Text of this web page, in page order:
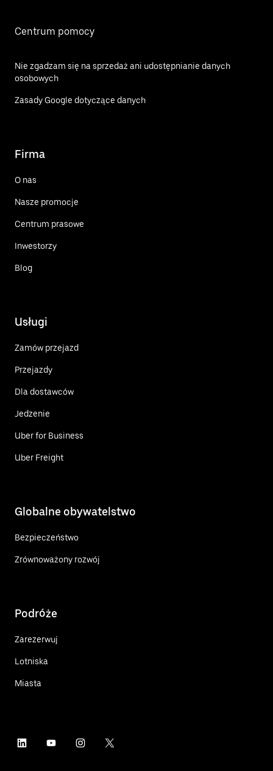
Centrum pomocy
Nie zgadzam się na sprzedaż ani udostępnianie danych
osobowych
Zasady Google dotyczące danych
Firma
O nas
Nasze promocje
Centrum prasowe
Inwestorzy
Blog
Usługi
Zamów przejazd
Przejazdy
Dla dostawców
Jedzenie
Uber for Business
Uber Freight
Globalne obywatelstwo
Bezpieczeństwo
Zrównoważony rozwój
Podróże
Zarezerwuj
Lotniska
Miasta